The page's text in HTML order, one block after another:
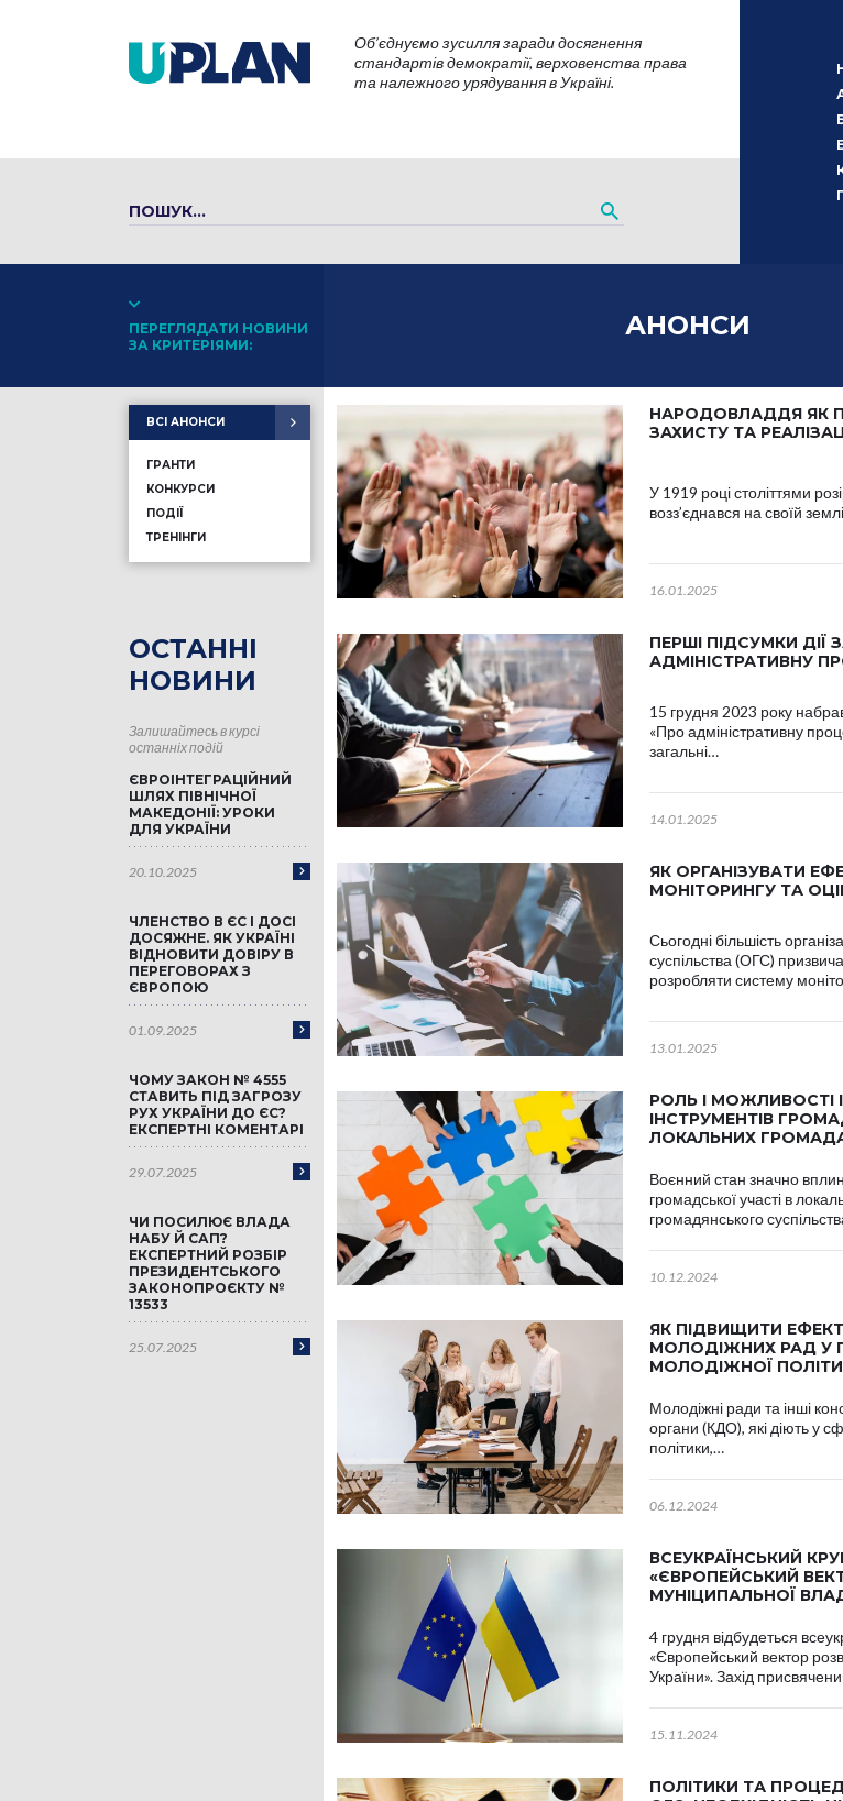
Об’єднуємо зусилля заради досягнення
стандартів демократії, верховенства права
та належного урядування в Україні.
ПЕРЕГЛЯДАТИ НОВИНИ
ЗА КРИТЕРІЯМИ:
ВСІ АНОНСИ
ГРАНТИ
КОНКУРСИ
ПОДІЇ
ТРЕНІНГИ
ОСТАННІ
НОВИНИ
Залишайтесь в курсі
останніх подій
ЄВРОІНТЕГРАЦІЙНИЙ
ШЛЯХ ПІВНІЧНОЇ
МАКЕДОНІЇ: УРОКИ
ДЛЯ УКРАЇНИ
20.10.2025
ЧЛЕНСТВО В ЄС І ДОСІ
ДОСЯЖНЕ. ЯК УКРАЇНІ
ВІДНОВИТИ ДОВІРУ В
ПЕРЕГОВОРАХ З
ЄВРОПОЮ
01.09.2025
ЧОМУ ЗАКОН № 4555
СТАВИТЬ ПІД ЗАГРОЗУ
РУХ УКРАЇНИ ДО ЄС?
ЕКСПЕРТНІ КОМЕНТАРІ
29.07.2025
ЧИ ПОСИЛЮЄ ВЛАДА
НАБУ Й САП?
ЕКСПЕРТНИЙ РОЗБІР
ПРЕЗИДЕНТСЬКОГО
ЗАКОНОПРОЄКТУ №
13533
25.07.2025
АНОНСИ
НАРОДОВЛАДДЯ ЯК
ЗАХИСТУ ТА
У 1919 році століттями
возз’єднався на своїй
16.01.2025
ПЕРШІ ПІДСУМКИ ДІЇ
АДМІНІСТРАТИВНУ
15 грудня 2023 року
«Про адміністративну
загальні…
14.01.2025
ЯК ОРГАНІЗУВАТИ
МОНІТОРИНГУ ТА
Сьогодні більшість
суспільства (ОГС)
розробляти систему
13.01.2025
РОЛЬ І МОЖЛИВОСТІ
ІНСТРУМЕНТІВ
ЛОКАЛЬНИХ
Воєнний стан значно
громадської участі в
громадянського
10.12.2024
ЯК ПІДВИЩИТИ
МОЛОДІЖНИХ РАД У
МОЛОДІЖНОЇ
Молодіжні ради та інші
органи (КДО), які діють у
політики,…
06.12.2024
ВСЕУКРАЇНСЬКИЙ
«ЄВРОПЕЙСЬКИЙ
МУНІЦИПАЛЬНОЇ
4 грудня відбудеться
«Європейський вектор
України». Захід
15.11.2024
ПОЛІТИКИ ТА